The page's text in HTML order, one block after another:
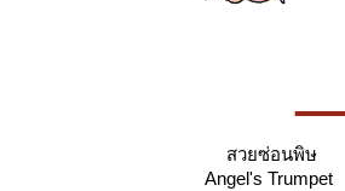
สวยซ่อนพิษ
Angel's Trumpet